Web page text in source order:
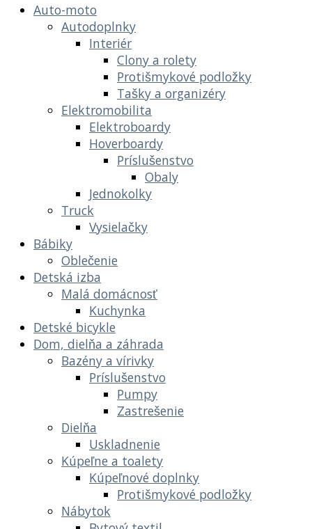
Auto-moto
Autodoplnky
Interiér
Clony a rolety
Protišmykové podložky
Tašky a organizéry
Elektromobilita
Elektroboardy
Hoverboardy
Príslušenstvo
Obaly
Jednokolky
Truck
Vysielačky
Bábiky
Oblečenie
Detská izba
Malá domácnosť
Kuchynka
Detské bicykle
Dom, dielňa a záhrada
Bazény a vírivky
Príslušenstvo
Pumpy
Zastrešenie
Dielňa
Uskladnenie
Kúpeľne a toalety
Kúpeľnové doplnky
Protišmykové podložky
Nábytok